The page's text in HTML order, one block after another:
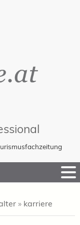
» karriere